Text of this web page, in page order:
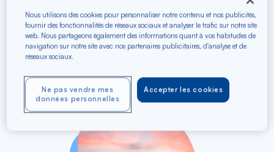
Type de trajet
Aller-Retour Aller simple
Filtrer Vider
Nous utilisons des cookies pour personnaliser notre contenu et nos publicités,
fournir des fonctionnalités de réseaux sociaux et analyser le trafic sur notre site
web. Nous partageons également des informations quant à vos habitudes de
navigation sur notre site avec nos partenaires publicitaires, d'analyse et de
réseaux sociaux.
Accepter les cookies
Ne pas vendre mes
données personnelles